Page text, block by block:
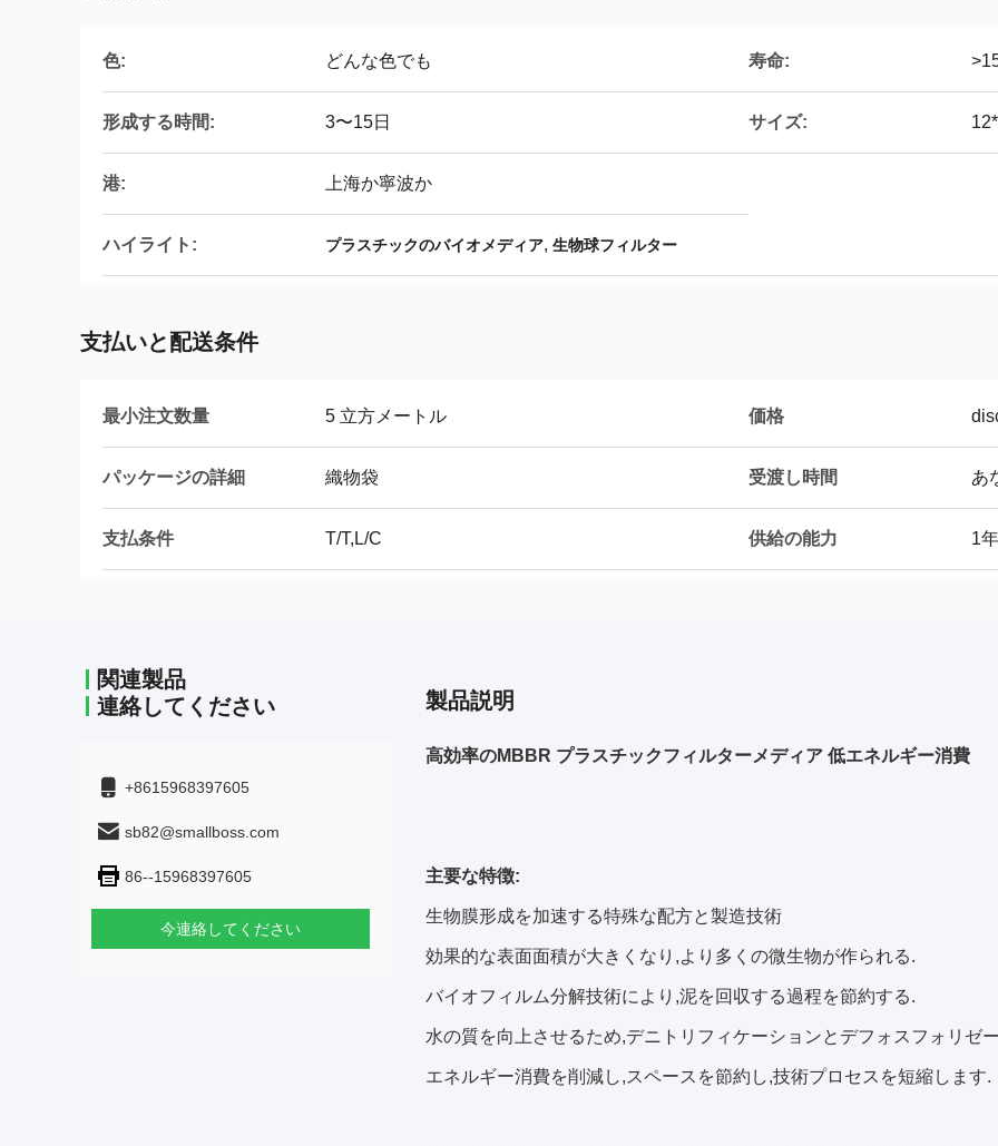
色: どんな色でも 寿命:
形成する時間: 3〜15日 サイズ:
港: 上海か寧波か
ハイライト: プラスチックのバイオメディア, 生物球フィルター
支払いと配送条件
最小注文数量 5 立方メートル 価格
パッケージの詳細 織物袋 受渡し時間 あ
支払条件 T/T,L/C 供給の能力 1
関連製品
連絡してください
+8615968397605
sb82@smallboss.com
86--15968397605
今連絡してください
製品説明
高効率のMBBR プラスチックフィルターメディア 低エネルギー消費
主要な特徴:
生物膜形成を加速する特殊な配方と製造技術
効果的な表面面積が大きくなり,より多くの微生物が作られる.
バイオフィルム分解技術により,泥を回収する過程を節約する.
水の質を向上させるため,デニトリフィケーションとデフォスフォリゼ
エネルギー消費を削減し,スペースを節約し,技術プロセスを短縮します.